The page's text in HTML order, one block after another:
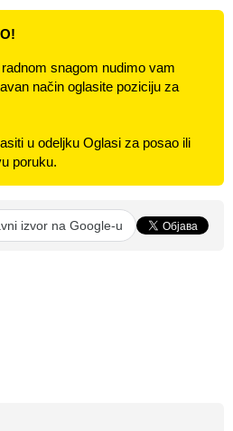
snagom nudimo vam
način oglasite poziciju za
u odeljku Oglasi za posao ili
poruku.
izvor na Google-u